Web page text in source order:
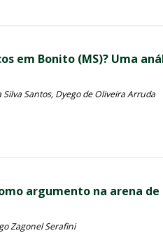
em Bonito (MS)? Uma
Santos, Dyego de Oliveira Arruda
argumento na arena
Zagonel Serafini